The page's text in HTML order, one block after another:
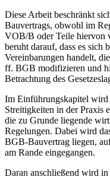
Diese Arbeit beschränkt
Bauvertrags, obwohl im
VOB/B oder Teile hiervon
beruht darauf, dass es
Vereinbarungen handelt,
ff. BGB modifizieren und
Betrachtung des
Im Einführungskapitel wird
Streitigkeiten in der Praxis
die zu Grunde liegende
Regelungen. Dabei wird
BGB-Bauvertrag liegen,
am Rande eingegangen.
Daran anschließend wird